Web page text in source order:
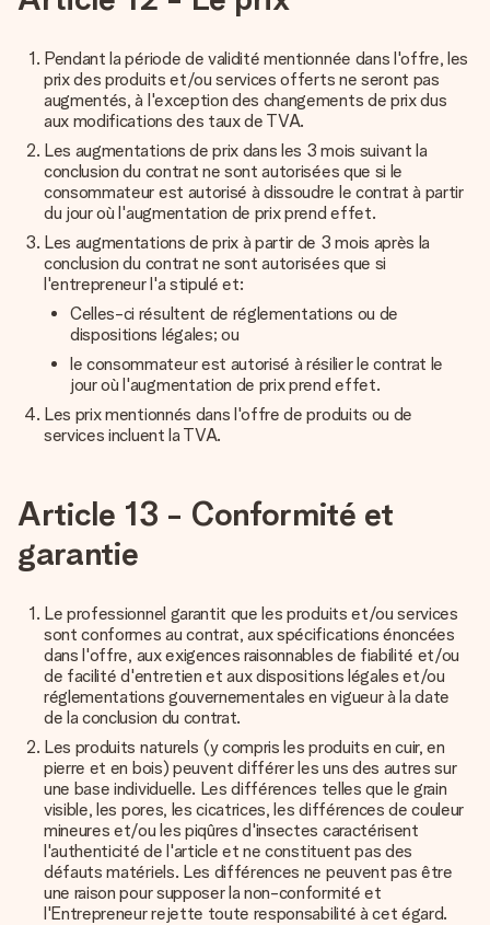
Pendant la période de validité mentionnée dans l'offre, les
prix des produits et/ou services offerts ne seront pas
augmentés, à l'exception des changements de prix dus
aux modifications des taux de TVA.
Les augmentations de prix dans les 3 mois suivant la
conclusion du contrat ne sont autorisées que si le
consommateur est autorisé à dissoudre le contrat à partir
du jour où l'augmentation de prix prend effet.
Les augmentations de prix à partir de 3 mois après la
conclusion du contrat ne sont autorisées que si
l'entrepreneur l'a stipulé et:
Celles-ci résultent de réglementations ou de
dispositions légales; ou
le consommateur est autorisé à résilier le contrat le
jour où l'augmentation de prix prend effet.
Les prix mentionnés dans l'offre de produits ou de
services incluent la TVA.
Article 13 - Conformité et
garantie
Le professionnel garantit que les produits et/ou services
sont conformes au contrat, aux spécifications énoncées
dans l'offre, aux exigences raisonnables de fiabilité et/ou
de facilité d'entretien et aux dispositions légales et/ou
réglementations gouvernementales en vigueur à la date
de la conclusion du contrat.
Les produits naturels (y compris les produits en cuir, en
pierre et en bois) peuvent différer les uns des autres sur
une base individuelle. Les différences telles que le grain
visible, les pores, les cicatrices, les différences de couleur
mineures et/ou les piqûres d'insectes caractérisent
l'authenticité de l'article et ne constituent pas des
défauts matériels. Les différences ne peuvent pas être
une raison pour supposer la non-conformité et
l'Entrepreneur rejette toute responsabilité à cet égard.